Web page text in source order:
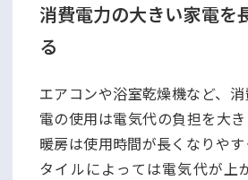
消費電力の大きい家電を
る
エアコンや浴室乾燥機など、
電の使用は電気代の負担を大
暖房は使用時間が長くなりや
タイルによっては電気代が上